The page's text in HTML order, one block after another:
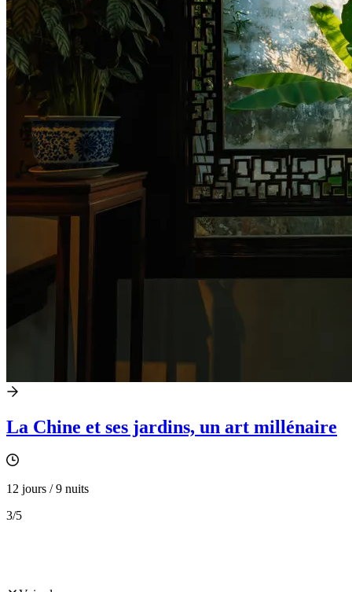
La Chine et ses jardins, un art millénaire
12 jours / 9 nuits
3/5